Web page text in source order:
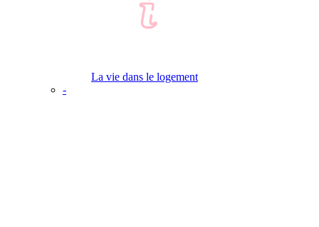
La vie dans le logement
-